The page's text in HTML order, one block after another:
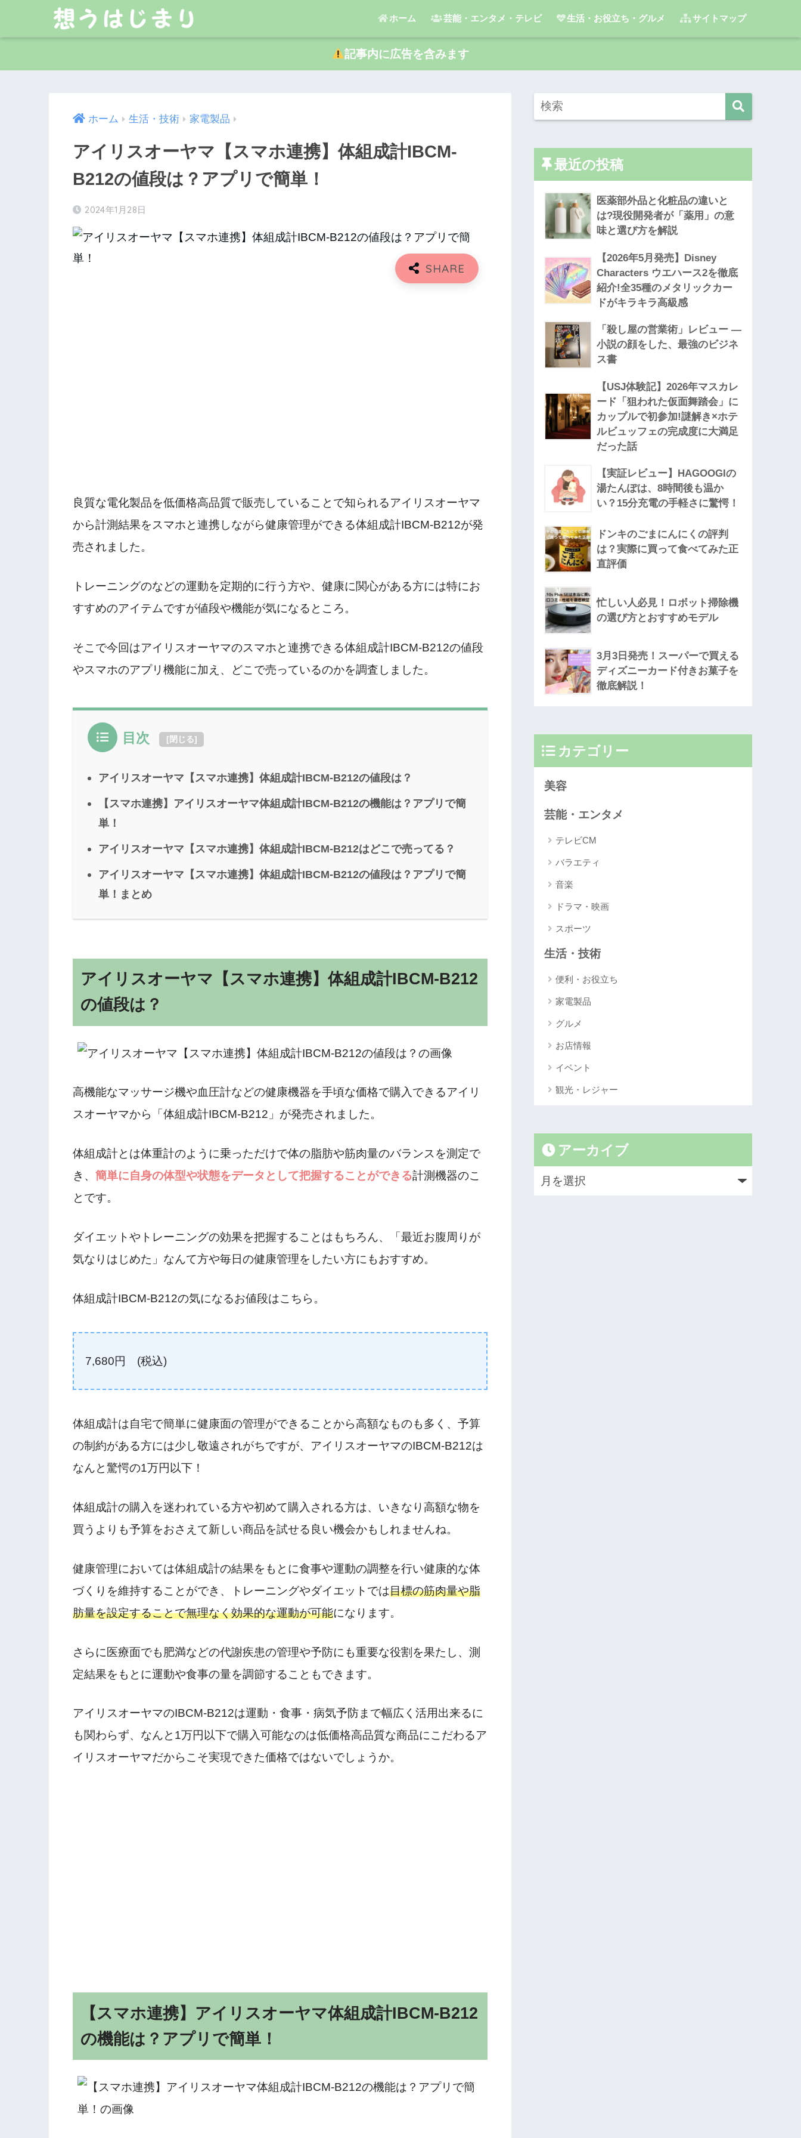
ホーム 芸能・エンタメ・テレビ 生活・お役立ち・グルメ サイトマップ
記事内に広告を含みます
ホーム 生活・技術 家電製品
アイリスオーヤマ【スマホ連携】体組成計IBCM-
B212の値段は？アプリで簡単！
2024年1月28日
良質な電化製品を低価格高品質で販売していることで知られるアイリスオーヤマ
から計測結果をスマホと連携しながら健康管理ができる体組成計IBCM-B212が発
売されました。
トレーニングのなどの運動を定期的に行う方や、健康に関心がある方には特にお
すすめのアイテムですが値段や機能が気になるところ。
そこで今回はアイリスオーヤマのスマホと連携できる体組成計IBCM-B212の値段
やスマホのアプリ機能に加え、どこで売っているのかを調査しました。
目次 [閉じる]
アイリスオーヤマ【スマホ連携】体組成計IBCM-B212の値段は？
【スマホ連携】アイリスオーヤマ体組成計IBCM-B212の機能は？アプリで簡
単！
アイリスオーヤマ【スマホ連携】体組成計IBCM-B212はどこで売ってる？
アイリスオーヤマ【スマホ連携】体組成計IBCM-B212の値段は？アプリで簡
単！まとめ
アイリスオーヤマ【スマホ連携】体組成計IBCM-B212
の値段は？
高機能なマッサージ機や血圧計などの健康機器を手頃な価格で購入できるアイリ
スオーヤマから「体組成計IBCM-B212」が発売されました。
体組成計とは体重計のように乗っただけで体の脂肪や筋肉量のバランスを測定で
き、 簡単に自身の体型や状態をデータとして把握することができる計測機器のこ
とです。
ダイエットやトレーニングの効果を把握することはもちろん、「最近お腹周りが
気なりはじめた」なんて方や毎日の健康管理をしたい方にもおすすめ。
体組成計IBCM-B212の気になるお値段はこちら。
7,680円 (税込)
体組成計は自宅で簡単に健康面の管理ができることから高額なものも多く、予算
の制約がある方には少し敬遠されがちですが、アイリスオーヤマのIBCM-B212は
なんと驚愕の1万円以下！
体組成計の購入を迷われている方や初めて購入される方は、いきなり高額な物を
買うよりも予算をおさえて新しい商品を試せる良い機会かもしれませんね。
健康管理においては体組成計の結果をもとに食事や運動の調整を行い健康的な体
づくりを維持することができ、トレーニングやダイエットでは目標の筋肉量や脂
肪量を設定することで無理なく効果的な運動が可能になります。
さらに医療面でも肥満などの代謝疾患の管理や予防にも重要な役割を果たし、測
定結果をもとに運動や食事の量を調節することもできます。
アイリスオーヤマのIBCM-B212は運動・食事・病気予防まで幅広く活用出来るに
も関わらず、なんと1万円以下で購入可能なのは低価格高品質な商品にこだわるア
イリスオーヤマだからこそ実現できた価格ではないでしょうか。
【スマホ連携】アイリスオーヤマ体組成計IBCM-B212
の機能は？アプリで簡単！
最近の投稿
医薬部外品と化粧品の違いと
は?現役開発者が「薬用」の意
味と選び方を解説
【2026年5月発売】Disney
Characters ウエハース2を徹底
紹介!全35種のメタリックカー
ドがキラキラ高級感
「殺し屋の営業術」レビュー —
小説の顔をした、最強のビジネ
ス書
【USJ体験記】2026年マスカレ
ード「狙われた仮面舞踏会」に
カップルで初参加!謎解き×ホテ
ルビュッフェの完成度に大満足
だった話
【実証レビュー】HAGOOGIの
湯たんぽは、8時間後も温か
い？15分充電の手軽さに驚愕！
ドンキのごまにんにくの評判
は？実際に買って食べてみた正
直評価
忙しい人必見！ロボット掃除機
の選び方とおすすめモデル
3月3日発売！スーパーで買える
ディズニーカード付きお菓子を
徹底解説！
カテゴリー
美容
芸能・エンタメ
テレビCM
バラエティ
音楽
ドラマ・映画
スポーツ
生活・技術
便利・お役立ち
家電製品
グルメ
お店情報
イベント
観光・レジャー
アーカイブ